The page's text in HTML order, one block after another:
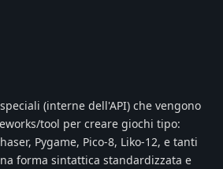
(interne dell'API) che vengono
tool per creare giochi tipo:
Pygame, Pico-8, Liko-12, e tanti
forma sintattica standardizzata e